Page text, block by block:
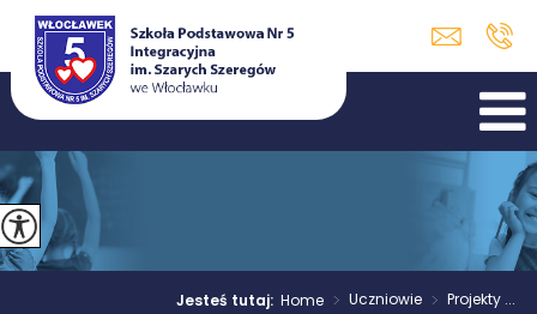
Jesteś tutaj:Home > Uczniowie > Projekty ...